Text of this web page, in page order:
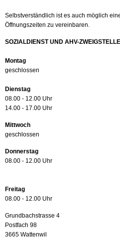
Selbstverständlich ist es auch möglich
Öffnungszeiten zu vereinbaren.
SOZIALDIENST UND AHV-ZWEIGSTELLE
Montag
geschlossen
Dienstag
08.00 - 12.00 Uhr
14.00 - 17.00 Uhr
Mittwoch
geschlossen
Donnerstag
08.00 - 12.00 Uhr
Freitag
08.00 - 12.00 Uhr
Grundbachstrasse 4
Postfach 98
3665 Wattenwil